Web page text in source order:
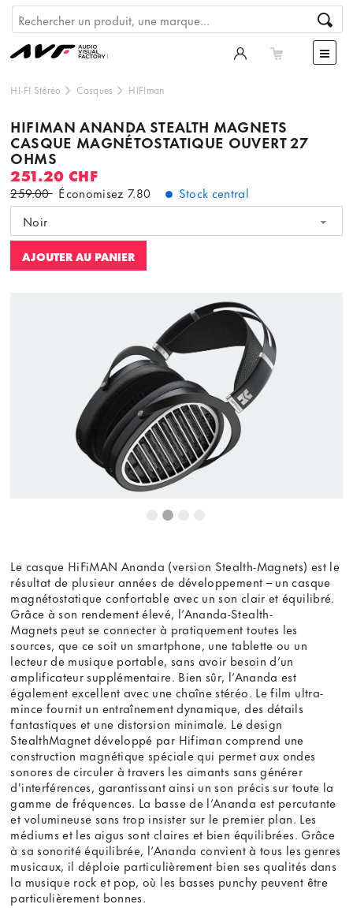
HI-FI Stéréo Casques HIFIman
HIFIMAN ANANDA STEALTH MAGNETS
CASQUE MAGNÉTOSTATIQUE OUVERT 27
OHMS
251.20 CHF
259.00 Économisez7.80
Stock central
Noir
AJOUTER AU PANIER
Le casque HiFiMAN Ananda (version Stealth-Magnets) est le
résultat de plusieur années de développement – un casque
magnétostatique confortable avec un son clair et équilibré.
Grâce à son rendement élevé, l’Ananda-Stealth-
Magnets peut se connecter à pratiquement toutes les
sources, que ce soit un smartphone, une tablette ou un
lecteur de musique portable, sans avoir besoin d’un
amplificateur supplémentaire. Bien sûr, l’Ananda est
également excellent avec une chaîne stéréo. Le film ultra-
mince fournit un entraînement dynamique, des détails
fantastiques et une distorsion minimale. Le design
StealthMagnet développé par Hifiman comprend une
construction magnétique spéciale qui permet aux ondes
sonores de circuler à travers les aimants sans générer
d'interférences, garantissant ainsi un son précis sur toute la
gamme de fréquences. La basse de l’Ananda est percutante
et volumineuse sans trop insister sur le premier plan. Les
médiums et les aigus sont claires et bien équilibrées. Grâce
à sa sonorité équilibrée, l’Ananda convient à tous les genres
musicaux, il déploie particulièrement bien ses qualités dans
la musique rock et pop, où les basses punchy peuvent être
particulièrement bonnes.